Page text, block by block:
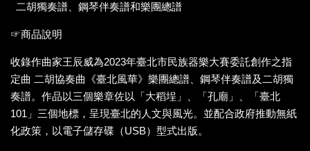
二胡獨奏譜、鋼琴伴奏譜和樂團總譜
☞商品說明
收錄作曲家王辰威為2023年臺北市民族器樂大賽委託創作之指
定曲 二胡協奏曲《臺北風華》樂團總譜、鋼琴伴奏譜及二胡獨
奏譜。作品以三個樂章佐以「大稻埕」、「孔廟」、「臺北
101」三個地標，呈現臺北的人文與風光。並配合政府推動無紙
化政策，以電子儲存碟（USB）型式出版。